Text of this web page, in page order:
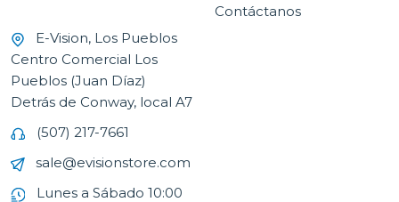
E-Vision, Los Pueblos
Centro Comercial Los
Pueblos (Juan Díaz)
Detrás de Conway, local A7
(507) 217-7661
sale@evisionstore.com
Lunes a Sábado 10:00
Contáctanos